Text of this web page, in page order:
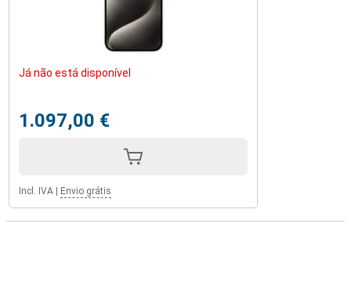
Já não está disponível
1.097,00 €
Incl. IVA Envio grátis